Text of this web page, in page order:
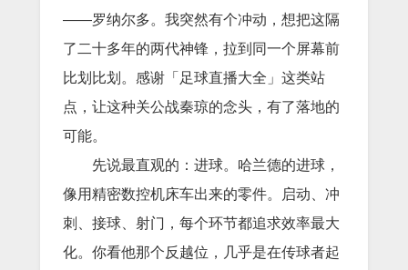
——罗纳尔多。我突然有个冲动，想把这隔
了二十多年的两代神锋，拉到同一个屏幕前
比划比划。感谢「足球直播大全」这类站
点，让这种关公战秦琼的念头，有了落地的
可能。
先说最直观的：进球。哈兰德的进球，
像用精密数控机床车出来的零件。启动、冲
刺、接球、射门，每个环节都追求效率最大
化。你看他那个反越位，几乎是在传球者起